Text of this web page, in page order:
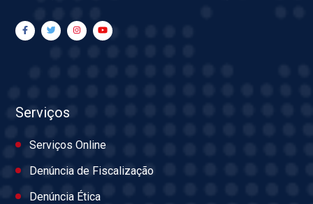
Serviços
Serviços Online
Denúncia de Fiscalização
Denúncia Ética